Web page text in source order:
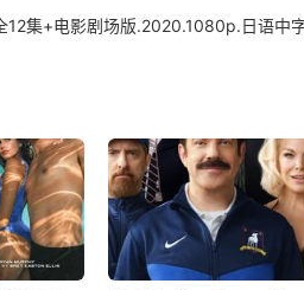
12集+电影剧场版.2020.1080p.日语中